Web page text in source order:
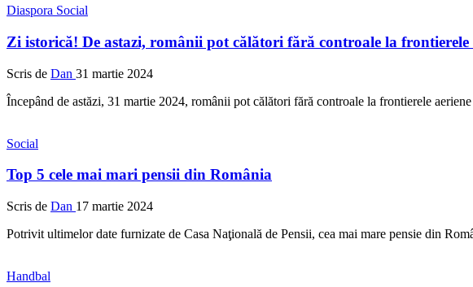
Diaspora Social
Zi istorică! De astazi, românii pot călători fără controale la frontierele
Scris de Dan 31 martie 2024
Începând de astăzi, 31 martie 2024, românii pot călători fără controale la frontierele
Social
Top 5 cele mai mari pensii din România
Scris de Dan 17 martie 2024
Potrivit ultimelor date furnizate de Casa Naţională de Pensii, cea mai mare pensie din
Handbal